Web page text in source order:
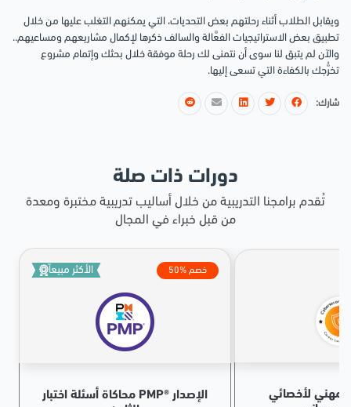
ويقابل الطلاب أثناء رحلتهم بعض التحديات، التي يمكنهم التغلب عليها من خلال
تطبيق بعض الاستراتيجيات الفعَّالة والسالف ذكرها لإكمال مشاريعهم ومساعيهم..
والآن لم يتبق لنا سوى أن نتمنى لك رحلة موفقة خلال بحثك وإتمام مشروع
تخرُّجك بالكفاءة التي تسعى إليها.
شارك:
دورات ذات صلة
تُقدم برامجنا التدريبية من خلال أساليب تدريبية مختبرة ومعدة
من قبل خبراء في المجال
الأكثر مبيعاً 50% خصم
محاكاة أسئلة اختبار PMP® الإصدار
لأخصائي